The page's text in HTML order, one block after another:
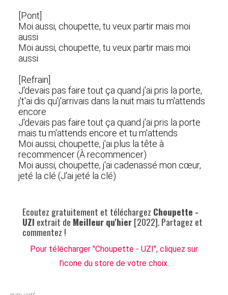
[Pont]
Moi aussi, choupette, tu veux partir mais moi
aussi
Moi aussi, choupette, tu veux partir mais moi
aussi
[Refrain]
J'devais pas faire tout ça quand j'ai pris la porte,
j't'ai dis qu'j'arrivais dans la nuit mais tu m'attends
encore
J'devais pas faire tout ça quand j'ai pris la porte
mais tu m'attends encore et tu m'attends
Moi aussi, choupette, j'ai plus la tête à
recommencer (À recommencer)
Moi aussi, choupette, j'ai cadenassé mon cœur,
jeté la clé (J'ai jeté la clé)
Ecoutez gratuitement et téléchargez Choupette -
UZI extrait de Meilleur qu'hier[2022]. Partagez et
commentez !
Pour télécharger "Choupette - UZI", cliquez sur
l'icone du store de votre choix.